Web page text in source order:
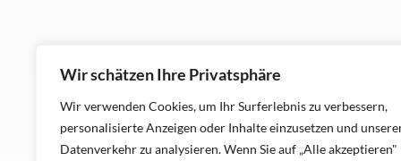
Wir schätzen Ihre Privatsphäre
Wir verwenden Cookies, um Ihr Surferlebnis zu verbessern,
personalisierte Anzeigen oder Inhalte einzusetzen und
Datenverkehr zu analysieren. Wenn Sie auf „Alle akzeptieren"